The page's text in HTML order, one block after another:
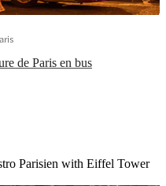
de Paris en bus
Parisien with Eiffel Tower